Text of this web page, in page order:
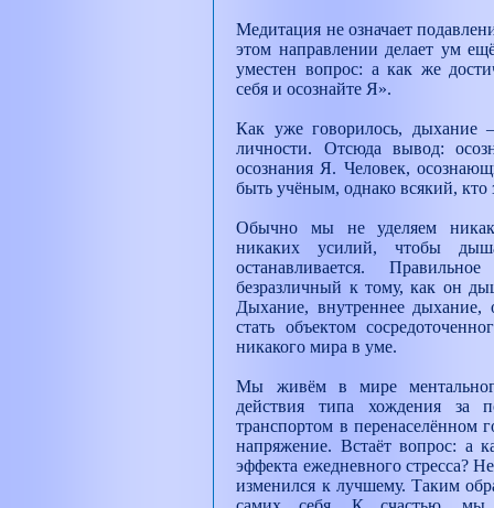
Медитация не означает
этом направлении делает ум
уместен вопрос: а как же
себя и осознайте Я».
Как уже говорилось, дыхание
личности. Отсюда вывод:
осознания Я. Человек,
быть учёным, однако всякий, кто
Обычно мы не уделяем
никаких усилий, чтобы
останавливается.
безразличный к тому, как он
Дыхание, внутреннее
стать объектом
никакого мира в уме.
Мы живём в мире
действия типа хождения за
транспортом в перенаселённом
напряжение. Встаёт вопрос: а
эффекта ежедневного стресса?
изменился к лучшему. Таким